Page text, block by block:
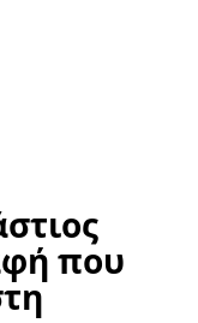
που